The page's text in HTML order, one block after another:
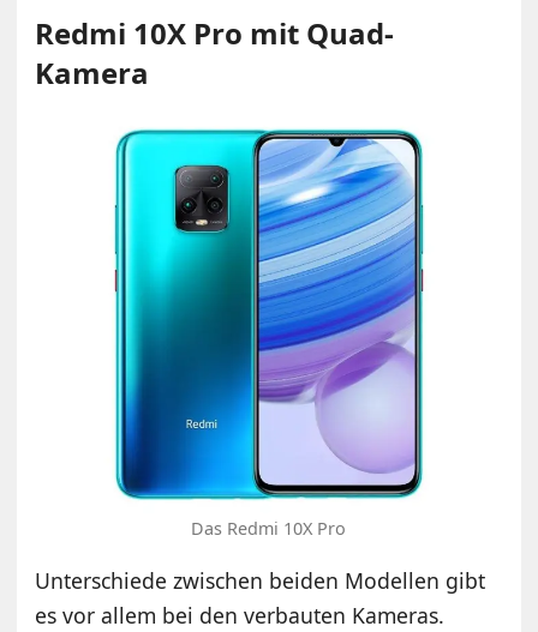
Redmi 10X Pro mit Quad-
Kamera
Das Redmi 10X Pro
Unterschiede zwischen beiden Modellen gibt
es vor allem bei den verbauten Kameras.